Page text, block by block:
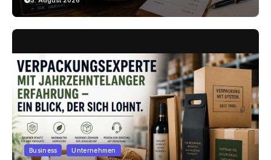
Business Unternehmen